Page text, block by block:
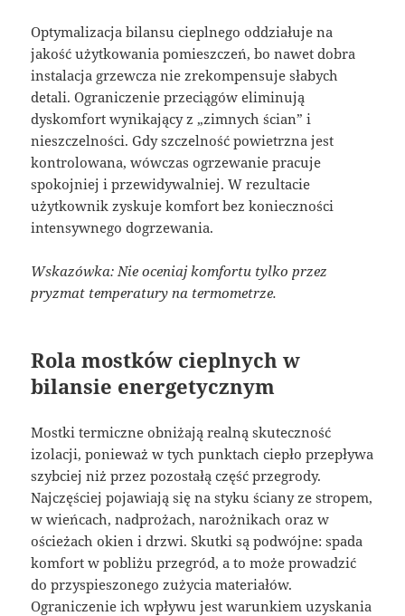
Optymalizacja bilansu cieplnego oddziałuje na
jakość użytkowania pomieszczeń, bo nawet dobra
instalacja grzewcza nie zrekompensuje słabych
detali. Ograniczenie przeciągów eliminują
dyskomfort wynikający z „zimnych ścian” i
nieszczelności. Gdy szczelność powietrzna jest
kontrolowana, wówczas ogrzewanie pracuje
spokojniej i przewidywalniej. W rezultacie
użytkownik zyskuje komfort bez konieczności
intensywnego dogrzewania.
Wskazówka: Nie oceniaj komfortu tylko przez
pryzmat temperatury na termometrze.
Rola mostków cieplnych w
bilansie energetycznym
Mostki termiczne obniżają realną skuteczność
izolacji, ponieważ w tych punktach ciepło przepływa
szybciej niż przez pozostałą część przegrody.
Najczęściej pojawiają się na styku ściany ze stropem,
w wieńcach, nadprożach, narożnikach oraz w
ościeżach okien i drzwi. Skutki są podwójne: spada
komfort w pobliżu przegród, a to może prowadzić
do przyspieszonego zużycia materiałów.
Ograniczenie ich wpływu jest warunkiem uzyskania